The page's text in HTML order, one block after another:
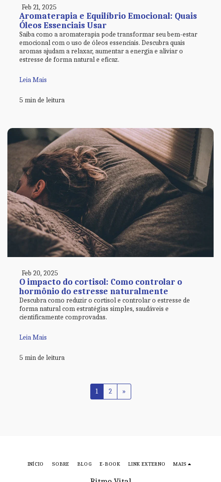
Feb 21, 2025
Aromaterapia e Equilíbrio Emocional: Quais
Óleos Essenciais Usar
Saiba como a aromaterapia pode transformar seu bem-estar
emocional com o uso de óleos essenciais. Descubra quais
aromas ajudam a relaxar, aumentar a energia e aliviar o
estresse de forma natural e eficaz.
Leia Mais
5 min de leitura
Feb 20, 2025
O impacto do cortisol: Como controlar o
hormônio do estresse naturalmente
Descubra como reduzir o cortisol e controlar o estresse de
forma natural com estratégias simples, saudáveis e
cientificamente comprovadas.
Leia Mais
5 min de leitura
1 2 »
INÍCIO SOBRE BLOG E-BOOK LINK EXTERNO MAIS